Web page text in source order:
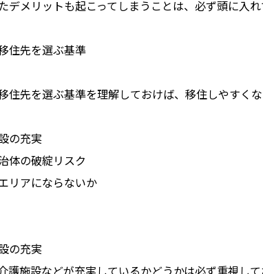
デメリットも起こってしまうことは、必ず頭に入れ
住先を選ぶ基準
住先を選ぶ基準を理解しておけば、移住しやすくな
の充実
体の破綻リスク
リアにならないか
の充実